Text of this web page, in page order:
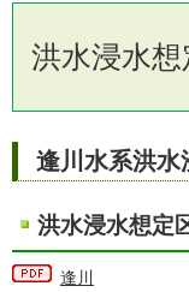
洪水浸水想
逢川水系洪水
洪水浸水想定
逢川